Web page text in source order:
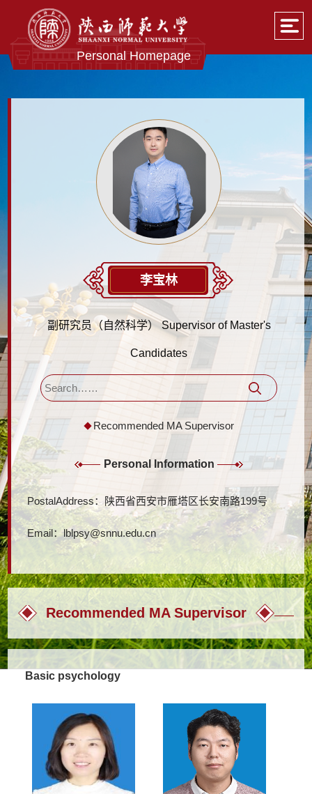
Personal Homepage
李宝林
副研究员（自然科学） Supervisor of Master's
Candidates
Recommended MA Supervisor
Personal Information
PostalAddress： 陕西省西安市雁塔区长安南路199号
Email：lblpsy@snnu.edu.cn
Recommended MA Supervisor
Basic psychology